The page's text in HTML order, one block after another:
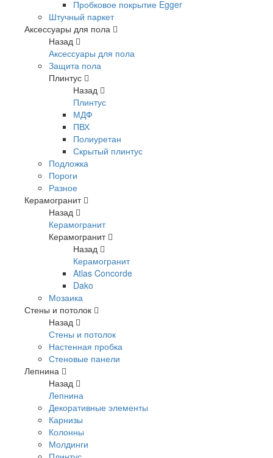
Пробковое покрытие Egger
Штучный паркет
Аксессуары для пола
Назад
Аксессуары для пола
Защита пола
Плинтус
Назад
Плинтус
МДФ
ПВХ
Полиуретан
Скрытый плинтус
Подложка
Пороги
Разное
Керамогранит
Назад
Керамогранит
Керамогранит
Назад
Керамогранит
Atlas Concorde
Dako
Мозаика
Стены и потолок
Назад
Стены и потолок
Настенная пробка
Стеновые панели
Лепнина
Назад
Лепнина
Декоративные элементы
Карнизы
Колонны
Молдинги